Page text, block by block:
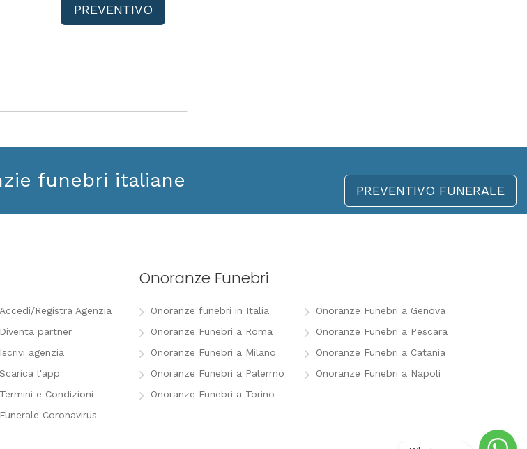
PREVENTIVO
funebri italiane PREVENTIVO FUNERALE
Accedi/Registra Agenzia
Diventa partner
Iscrivi agenzia
Scarica l'app
Termini e Condizioni
Funerale Coronavirus
Onoranze Funebri
Onoranze funebri in Italia
Onoranze Funebri a Roma
Onoranze Funebri a Milano
Onoranze Funebri a Palermo
Onoranze Funebri a Torino
Onoranze Funebri a Genova
Onoranze Funebri a Pescara
Onoranze Funebri a Catania
Onoranze Funebri a Napoli